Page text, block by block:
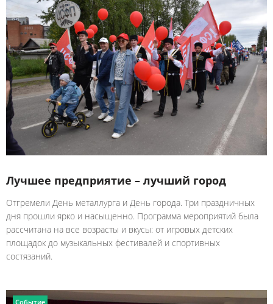
Лучшее предприятие – лучший город
Отгремели День металлурга и День города. Три праздничных
дня прошли ярко и насыщенно. Программа мероприятий была
рассчитана на все возрасты и вкусы: от игровых детских
площадок до музыкальных фестивалей и спортивных
состязаний.
Событие